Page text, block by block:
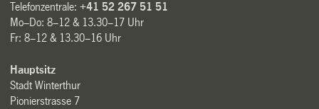
Telefonzentrale:+41 52 267 51 51
Mo–Do: 8–12 & 13.30–17 Uhr
Fr: 8–12 & 13.30–16 Uhr
Hauptsitz
Stadt Winterthur
Pionierstrasse 7